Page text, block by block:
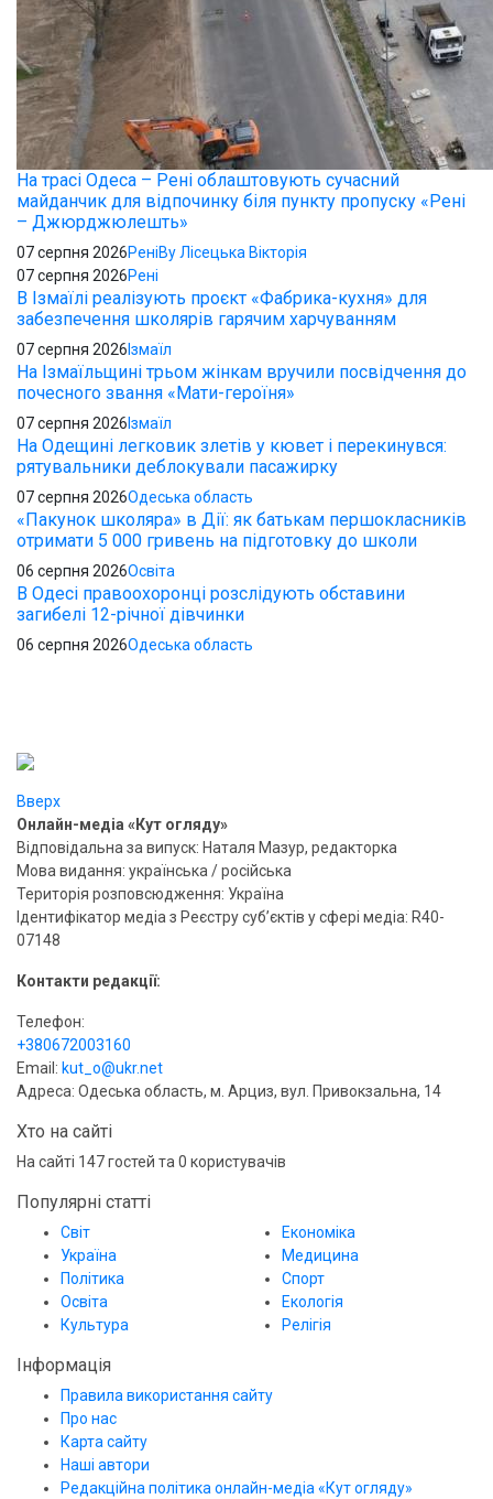
На трасі Одеса – Рені облаштовують сучасний
майданчик для відпочинку біля пункту пропуску «Рені
– Джюрджюлешть»
07 серпня 2026РеніBy Лісецька Вікторія
07 серпня 2026Рені
В Ізмаїлі реалізують проєкт «Фабрика-кухня» для
забезпечення школярів гарячим харчуванням
07 серпня 2026 Ізмаїл
На Ізмаїльщині трьом жінкам вручили посвідчення до
почесного звання «Мати-героїня»
07 серпня 2026 Ізмаїл
На Одещині легковик злетів у кювет і перекинувся:
рятувальники деблокували пасажирку
07 серпня 2026Одеська область
«Пакунок школяра» в Дії: як батькам першокласників
отримати 5 000 гривень на підготовку до школи
06 серпня 2026Освіта
В Одесі правоохоронці розслідують обставини
загибелі 12-річної дівчинки
06 серпня 2026Одеська область
Вверх
Онлайн-медіа «Кут огляду»
Відповідальна за випуск: Наталя Мазур, редакторка
Мова видання: українська / російська
Територія розповсюдження: Україна
Ідентифікатор медіа з Реєстру суб’єктів у сфері медіа: R40-
07148
Контакти редакції:
Телефон:
+380672003160
Email: kut_o@ukr.net
Адреса: Одеська область, м. Арциз, вул. Привокзальна, 14
Хто на сайті
На сайті 147 гостей та 0 користувачів
Популярні статті
Світ
Україна
Політика
Освіта
Культура
Економіка
Медицина
Спорт
Екологія
Релігія
Інформація
Правила використання сайту
Про нас
Карта сайту
Наші автори
Редакційна політика онлайн-медіа «Кут огляду»